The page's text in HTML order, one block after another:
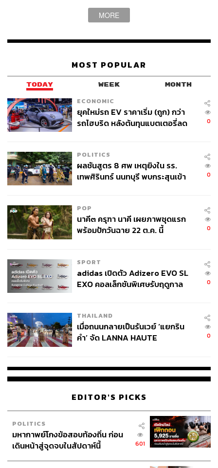
MORE
MOST POPULAR
TODAY WEEK MONTH
ECONOMIC
ยุคใหม่รถ EV ราคาเริ่ม (ถูก) กว่า
รถไฮบริด หลังต้นทุนแบตเตอรี่ลด
0
POLITICS
ผลชันสูตร 8 ศพ เหตุยิงใน รร.
เทพศิรินทร์ นนทบุรี พบกระสุนเข้า
0
POP
นาคี๓ ครุฑา นาคี เผยภาพชุดแรก
พร้อมปักวันฉาย 22 ต.ค. นี้
0
SPORT
adidas เปิดตัว Adizero EVO SL
EXO คอลเล็กชันพิเศษรับฤดูกาล
0
THAILAND
เมื่อถนนกลายเป็นรันเวย์ ‘แยกริน
คำ’ จัด LANNA HAUTE
0
EDITOR'S PICKS
POLITICS
มหากาพย์โกงข้อสอบท้องถิ่น ก่อน
เดินหน้าสู่จุดจบในสัปดาห์นี้
601